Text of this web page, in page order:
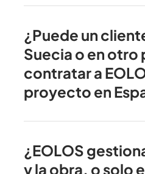
¿Puede un
Suecia o en otro
contratar a
proyecto en
¿EOLOS
y la obra, o solo